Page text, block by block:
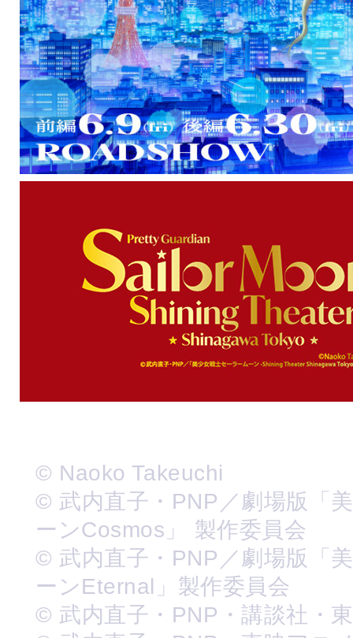
© Naoko Takeuchi
© 武内直子・PNP／劇場版「
ーンCosmos」 製作委員会
© 武内直子・PNP／劇場版「
ーンEternal」製作委員会
© 武内直子・PNP・講談社・